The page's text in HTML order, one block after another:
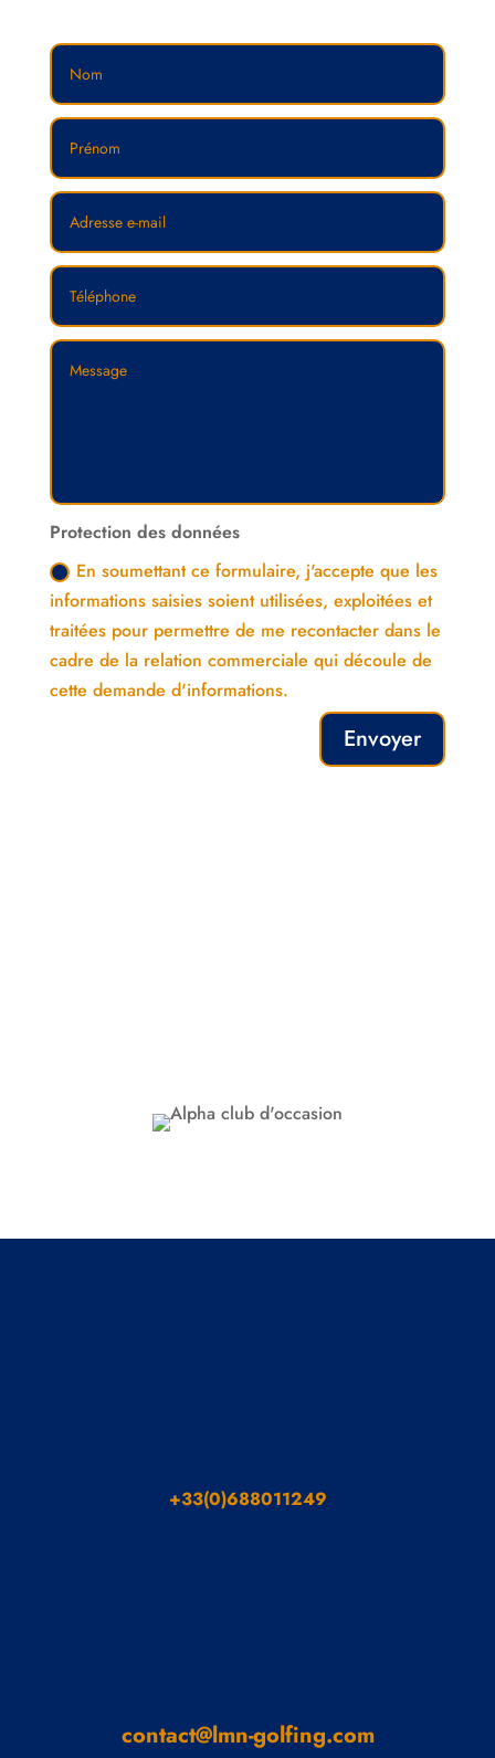
Protection des données
En soumettant ce formulaire, j'accepte que les
informations saisies soient utilisées, exploitées et
traitées pour permettre de me recontacter dans le
cadre de la relation commerciale qui découle de
cette demande d'informations.
Envoyer
+33(0)688011249
contact@lmn-golfing.com